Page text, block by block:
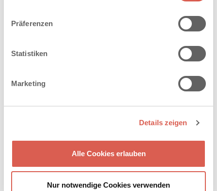
Präferenzen
Statistiken
Marketing
Details zeigen
Alle Cookies erlauben
Nur notwendige Cookies verwenden
WIR BERATEN SIE GERNE
während der Öffnungszeiten in unsere
Hirschau.